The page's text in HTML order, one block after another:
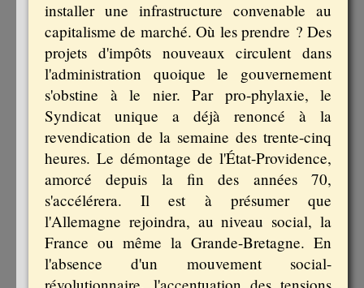
installer une infrastructure convenable au
capitalisme de marché. Où les prendre ? Des
projets d'impôts nouveaux circulent dans
l'administration quoique le gouvernement
s'obstine à le nier. Par pro-phylaxie, le
Syndicat unique a déjà renoncé à la
revendication de la semaine des trente-cinq
heures. Le démontage de l'État-Providence,
amorcé depuis la fin des années 70,
s'accélérera. Il est à présumer que
l'Allemagne rejoindra, au niveau social, la
France ou même la Grande-Bretagne. En
l'absence d'un mouvement social-